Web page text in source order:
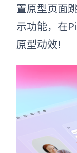
置原型页面
示功能，在
原型动效!